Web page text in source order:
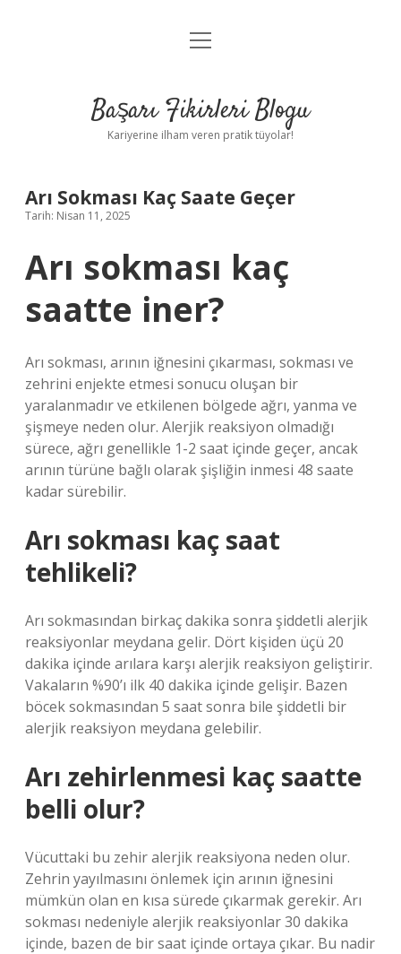
Anasayfa
Yasal Uyarı
menüyü
Başarı Fikirleri Blogu
Kariyerine ilham veren pratik tüyolar!
Arı Sokması Kaç Saate Geçer
Tarih: Nisan 11, 2025
Arı sokması kaç
saatte iner?
Arı sokması, arının iğnesini çıkarması, sokması ve
zehrini enjekte etmesi sonucu oluşan bir
yaralanmadır ve etkilenen bölgede ağrı, yanma ve
şişmeye neden olur. Alerjik reaksiyon olmadığı
sürece, ağrı genellikle 1-2 saat içinde geçer, ancak
arının türüne bağlı olarak şişliğin inmesi 48 saate
kadar sürebilir.
Arı sokması kaç saat
tehlikeli?
Arı sokmasından birkaç dakika sonra şiddetli alerjik
reaksiyonlar meydana gelir. Dört kişiden üçü 20
dakika içinde arılara karşı alerjik reaksiyon geliştirir.
Vakaların %90’ı ilk 40 dakika içinde gelişir. Bazen
böcek sokmasından 5 saat sonra bile şiddetli bir
alerjik reaksiyon meydana gelebilir.
Arı zehirlenmesi kaç saatte
belli olur?
Vücuttaki bu zehir alerjik reaksiyona neden olur.
Zehrin yayılmasını önlemek için arının iğnesini
mümkün olan en kısa sürede çıkarmak gerekir. Arı
sokması nedeniyle alerjik reaksiyonlar 30 dakika
içinde, bazen de bir saat içinde ortaya çıkar. Bu nadir